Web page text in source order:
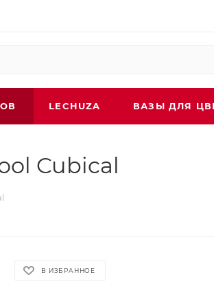
LECHUZA ВАЗЫ ДЛЯ
Cubical
В ИЗБРАННОЕ